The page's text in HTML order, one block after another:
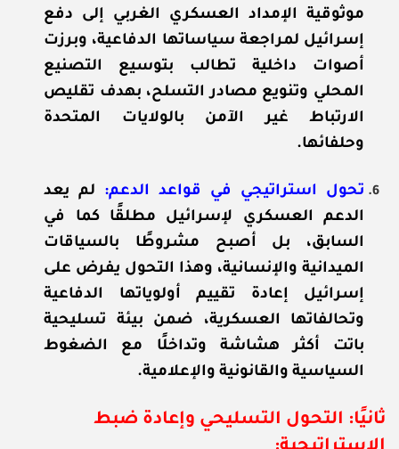
موثوقية الإمداد العسكري الغربي إلى دفع
إسرائيل لمراجعة سياساتها الدفاعية، وبرزت
أصوات داخلية تطالب بتوسيع التصنيع
المحلي وتنويع مصادر التسلح، بهدف تقليص
الارتباط غير الآمن بالولايات المتحدة
وحلفائها.
تحول استراتيجي في قواعد الدعم: لم يعد
الدعم العسكري لإسرائيل مطلقًا كما في
السابق، بل أصبح مشروطًا بالسياقات
الميدانية والإنسانية، وهذا التحول يفرض على
إسرائيل إعادة تقييم أولوياتها الدفاعية
وتحالفاتها العسكرية، ضمن بيئة تسليحية
باتت أكثر هشاشة وتداخلًا مع الضغوط
السياسية والقانونية والإعلامية.
ثانيًا: التحول التسليحي وإعادة ضبط